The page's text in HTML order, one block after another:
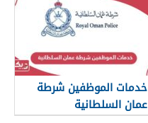
خدمات الموظفين شرطة
عمان السلطانية